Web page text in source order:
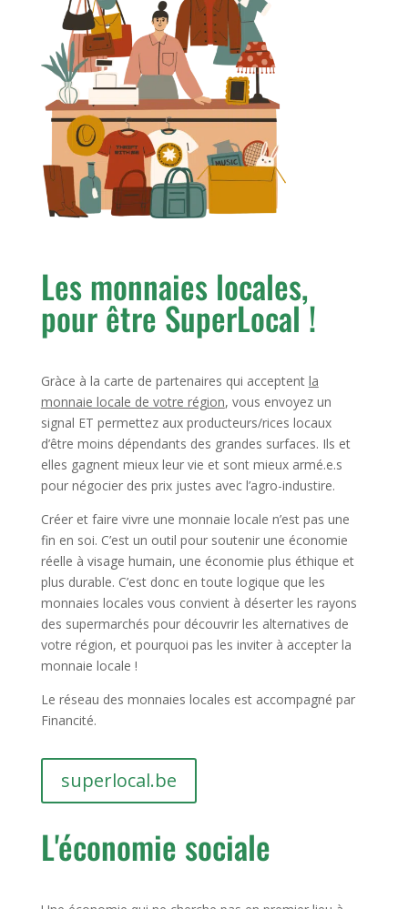
Les monnaies locales,
pour être SuperLocal !
Gràce à la carte de partenaires qui acceptent la
monnaie locale de votre région, vous envoyez un
signal ET permettez aux producteurs/rices locaux
d’être moins dépendants des grandes surfaces. Ils et
elles gagnent mieux leur vie et sont mieux armé.e.s
pour négocier des prix justes avec l’agro-industire.
Créer et faire vivre une monnaie locale n’est pas une
fin en soi. C’est un outil pour soutenir une économie
réelle à visage humain, une économie plus éthique et
plus durable. C’est donc en toute logique que les
monnaies locales vous convient à déserter les rayons
des supermarchés pour découvrir les alternatives de
votre région, et pourquoi pas les inviter à accepter la
monnaie locale !
Le réseau des monnaies locales est accompagné par
Financité.
superlocal.be
L'économie sociale